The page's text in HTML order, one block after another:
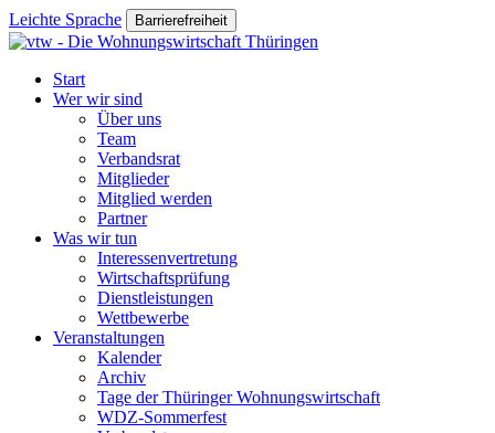
Leichte Sprache Barrierefreiheit
Start
Wer wir sind
Über uns
Team
Verbandsrat
Mitglieder
Mitglied werden
Partner
Was wir tun
Interessenvertretung
Wirtschaftsprüfung
Dienstleistungen
Wettbewerbe
Veranstaltungen
Kalender
Archiv
Tage der Thüringer Wohnungswirtschaft
WDZ-Sommerfest